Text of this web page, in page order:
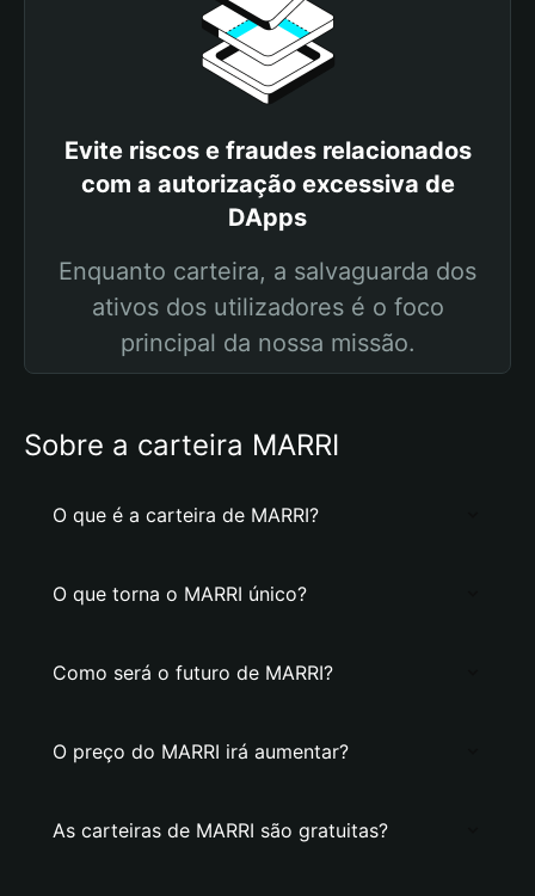
Evite riscos e fraudes relacionados
com a autorização excessiva de
DApps
Enquanto carteira, a salvaguarda dos
ativos dos utilizadores é o foco
principal da nossa missão.
Sobre a carteira MARRI
O que é a carteira de MARRI?
O que torna o MARRI único?
Como será o futuro de MARRI?
O preço do MARRI irá aumentar?
As carteiras de MARRI são gratuitas?